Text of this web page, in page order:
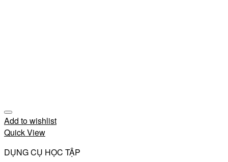
Add to wishlist
Quick View
DỤNG CỤ HỌC TẬP